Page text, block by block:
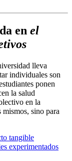
en el
lleva
individuales son
ponen
la salud
en la
sino para
tangible
experimentados